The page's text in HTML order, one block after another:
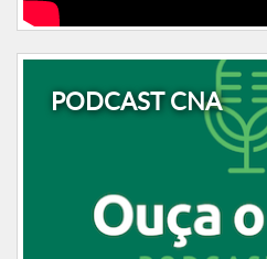
PODCAST CNA